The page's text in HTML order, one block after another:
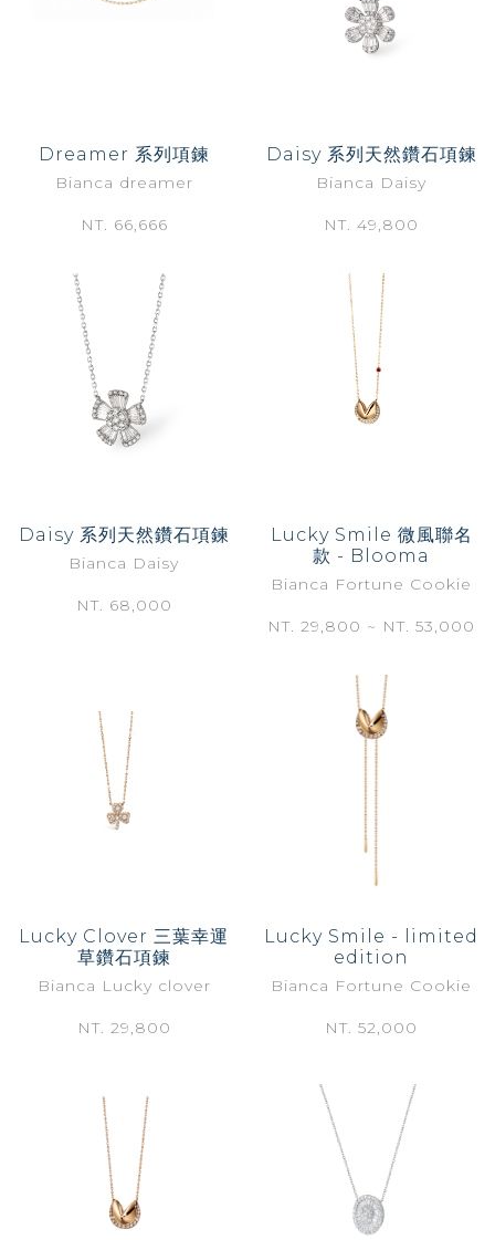
Dreamer 系列項鍊
Bianca dreamer
NT. 66,666
Daisy 系列天然鑽石項鍊
Bianca Daisy
NT. 49,800
Daisy 系列天然鑽石項鍊
Bianca Daisy
NT. 68,000
Lucky Smile 微風聯名
款 - Blooma
Bianca Fortune Cookie
NT. 29,800 ~ NT. 53,000
Lucky Clover 三葉幸運
草鑽石項鍊
Bianca Lucky clover
NT. 29,800
Lucky Smile - limited
edition
Bianca Fortune Cookie
NT. 52,000